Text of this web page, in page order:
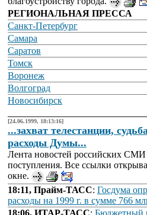
РЕГИОНАЛЬНАЯ ПРЕССА
Санкт-Петербург
Самара
Саратов
Томск
Воронеж
Волгоград
Новосибирск
[24.06.1999, 18:13:16]
...захват телестанции,
расходы Думы...
Лента новостей российских СМИ
поступления. Все ссылки
окне.
18:11, Прайм-ТАСС: Госдума
расходы на 1999 г. в сумме 766
18:06, ИТАР-ТАСС: Бюджетный